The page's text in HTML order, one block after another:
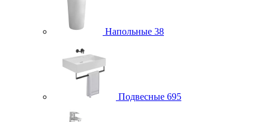
Напольные 38
Подвесные 695